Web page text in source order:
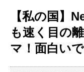
【私の国】
も速く目の
マ！面白いで